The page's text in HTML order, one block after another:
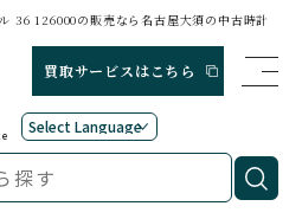
36 126000の販売なら名古屋大須の中古時計
買取サービスはこちら